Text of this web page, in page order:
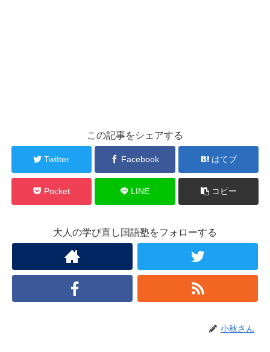
この記事をシェアする
Twitter Facebook はてブ
Pocket LINE コピー
大人の学び直し国語塾をフォローする
小秋さん